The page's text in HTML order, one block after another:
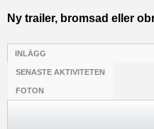
Ny trailer, bromsad eller
INLÄGG
SENASTE AKTIVITETEN
FOTON